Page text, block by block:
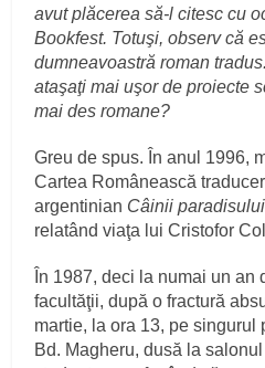
avut plăcerea să-l citesc cu
Bookfest. Totuşi, observ că
dumneavoastră roman
ataşaţi mai uşor de proiecte
mai des romane?
Greu de spus. În anul 1996,
Cartea Românească
argentinian Câinii paradisului
relatând viaţa lui Cristofor
În 1987, deci la numai un an
facultăţii, după o fractură
martie, la ora 13, pe singurul
Bd. Magheru, dusă la